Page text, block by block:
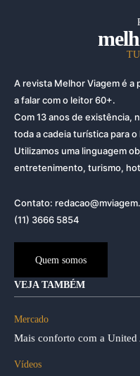
A revista Melhor Viagem é a
a falar com o leitor 60+.
Com 13 anos de existência,
toda a cadeia turística para
Utilizamos uma linguagem
entretenimento, turismo,
Contato:
(11) 3666 5854
Quem somos
VEJA TAMBÉM
Mercado
Mais conforto com a
Vídeos